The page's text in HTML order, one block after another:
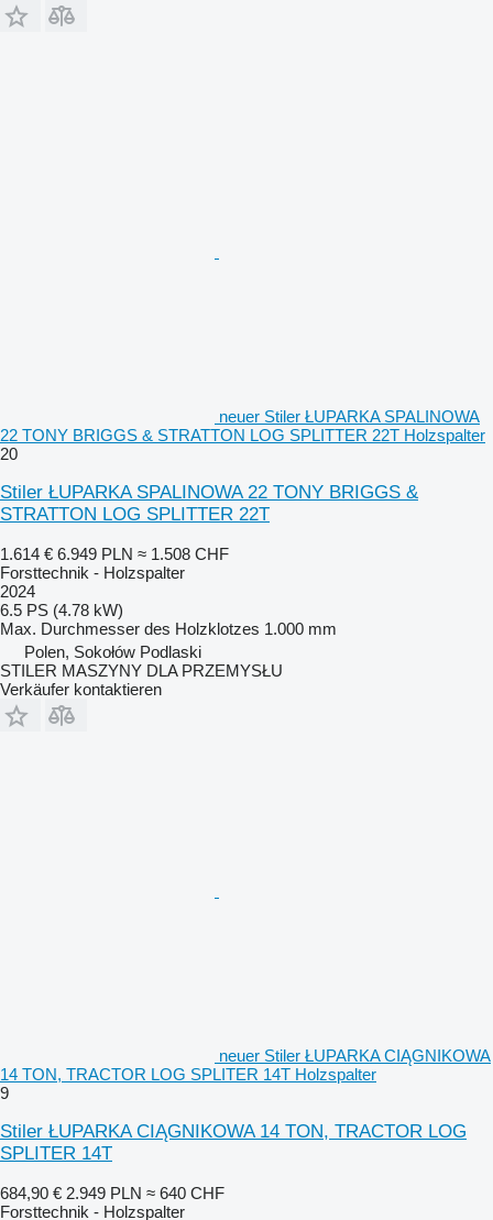
neuer Stiler ŁUPARKA SPALINOWA
22 TONY BRIGGS & STRATTON LOG SPLITTER 22T Holzspalter
20
Stiler ŁUPARKA SPALINOWA 22 TONY BRIGGS &
STRATTON LOG SPLITTER 22T
1.614 € 6.949 PLN ≈ 1.508 CHF
Forsttechnik - Holzspalter
2024
6.5 PS (4.78 kW)
Max. Durchmesser des Holzklotzes 1.000 mm
Polen, Sokołów Podlaski
STILER MASZYNY DLA PRZEMYSŁU
Verkäufer kontaktieren
neuer Stiler ŁUPARKA CIĄGNIKOWA
14 TON, TRACTOR LOG SPLITER 14T Holzspalter
9
Stiler ŁUPARKA CIĄGNIKOWA 14 TON, TRACTOR LOG
SPLITER 14T
684,90 € 2.949 PLN ≈ 640 CHF
Forsttechnik - Holzspalter